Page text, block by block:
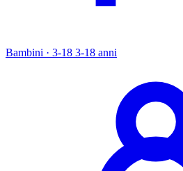
Bambini · 3-18 3-18 anni